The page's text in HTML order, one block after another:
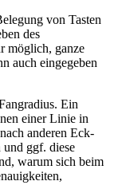
von Tasten
des
möglich, ganze
auch eingegeben
Ein
einer Linie in
anderen Eck-
ggf. diese
warum sich beim